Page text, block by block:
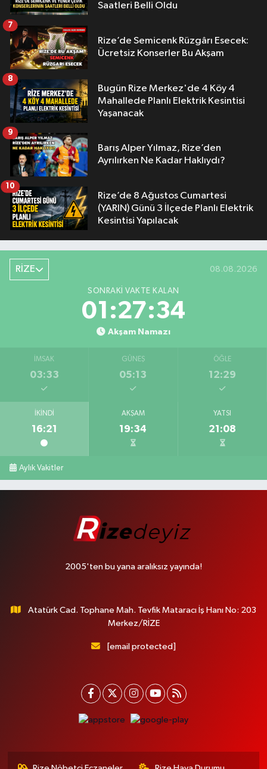
Saatleri Belli Oldu
Rize’de Semicenk Rüzgârı Esecek:
Ücretsiz Konserler Bu Akşam
7
Bugün Rize Merkez'de 4 Köy 4
Mahallede Planlı Elektrik Kesintisi
Yaşanacak
8
Barış Alper Yılmaz, Rize’den
Ayrılırken Ne Kadar Haklıydı?
9
Rize’de 8 Ağustos Cumartesi
(YARIN) Günü 3 İlçede Planlı Elektrik
Kesintisi Yapılacak
10
RİZE 08.08.2026
SONRAKI VAKTE KALAN
01:27:34
Akşam Namazı
İMSAK
03:33
GÜNEŞ
05:13
ÖĞLE
12:29
İKINDI
16:21
AKŞAM
19:34
YATSI
21:08
Aylık Vakitler
2005'ten bu yana aralıksız yayında!
Atatürk Cad. Tophane Mah. Tevfik Mataracı İş Hanı No: 203
Merkez/RİZE
[email protected]